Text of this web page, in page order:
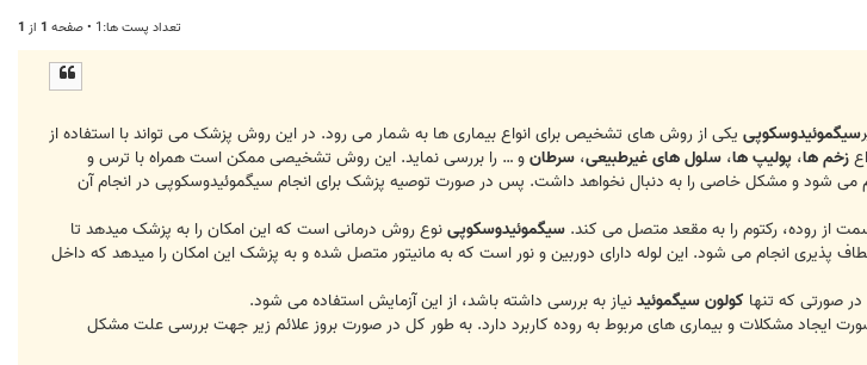
تعداد پست ها:1 • صفحه 1 از 1
سیگموئیدوسکوپی یکی از روش های تشخیص برای انواع بیماری ها به شمار می رود. در این روش پزشک می تواند با استفاده از
زخم ها، پولیپ ها، سلول های غیرطبیعی، سرطانو … را بررسی نماید. این روش تشخیصی ممکن است همراه با ترس و
می شود و مشکل خاصی را به دنبال نخواهد داشت. پس در صورت توصیه پزشک برای انجام سیگموئیدوسکوپی در انجام آن
از روده، رکتوم را به مقعد متصل می کند. سیگموئیدوسکوپینوع روش درمانی است که این امکان را به پزشک میدهد تا
پذیری انجام می شود. این لوله دارای دوربین و نور است که به مانیتور متصل شده و به پزشک این امکان را میدهد که داخل
در صورتی که تنها کولون سیگموئیدنیاز به بررسی داشته باشد، از این آزمایش استفاده می شود.
ایجاد مشکلات و بیماری های مربوط به روده کاربرد دارد. به طور کل در صورت بروز علائم زیر جهت بررسی علت مشکل